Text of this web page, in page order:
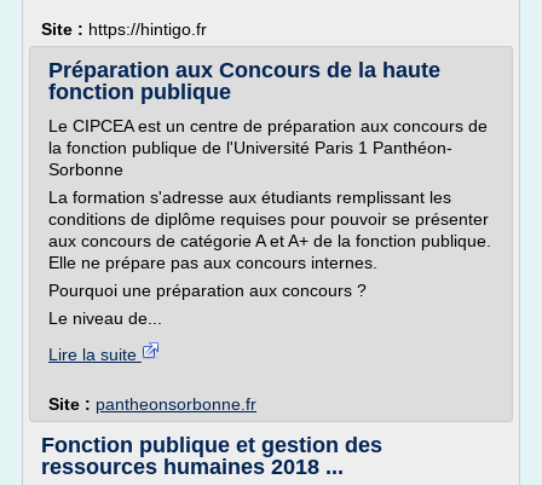
Site : https://hintigo.fr
Préparation aux Concours de la haute
fonction publique
Le CIPCEA est un centre de préparation aux concours de
la fonction publique de l'Université Paris 1 Panthéon-
Sorbonne
La formation s'adresse aux étudiants remplissant les
conditions de diplôme requises pour pouvoir se présenter
aux concours de catégorie A et A+ de la fonction publique.
Elle ne prépare pas aux concours internes.
Pourquoi une préparation aux concours ?
Le niveau de...
Lire la suite
Site : pantheonsorbonne.fr
Fonction publique et gestion des
ressources humaines 2018 ...